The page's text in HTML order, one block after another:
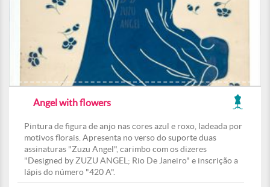
Angel with flowers
Pintura de figura de anjo nas cores azul e roxo, ladeada por
motivos florais. Apresenta no verso do suporte duas
assinaturas "Zuzu Angel", carimbo com os dizeres
"Designed by ZUZU ANGEL; Rio De Janeiro" e inscrição a
lápis do número "420 A".